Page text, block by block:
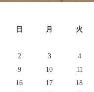
日 月 火
2
3 4
9
10 11
16
17 18